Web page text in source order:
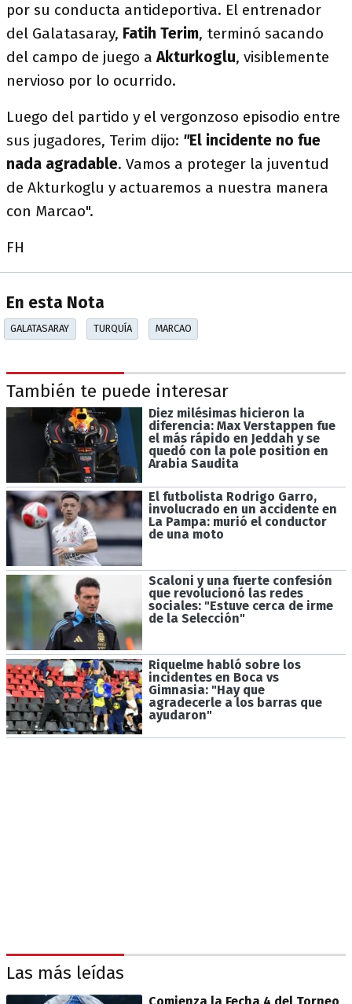
por su conducta antideportiva. El entrenador
del Galatasaray, Fatih Terim, terminó sacando
del campo de juego aAkturkoglu, visiblemente
nervioso por lo ocurrido.
Luego del partido y el vergonzoso episodio entre
sus jugadores, Terim dijo: "El incidente no fue
nada agradable. Vamos a proteger la juventud
de Akturkoglu y actuaremos a nuestra manera
con Marcao".
FH
En esta Nota
GALATASARAY TURQUÍA MARCAO
También te puede interesar
Diez milésimas hicieron la
diferencia: Max Verstappen fue
el más rápido en Jeddah y se
quedó con la pole position en
Arabia Saudita
El futbolista Rodrigo Garro,
involucrado en un accidente en
La Pampa: murió el conductor
de una moto
Scaloni y una fuerte confesión
que revolucionó las redes
sociales: "Estuve cerca de irme
de la Selección"
Riquelme habló sobre los
incidentes en Boca vs
Gimnasia: "Hay que
agradecerle a los barras que
ayudaron"
Las más leídas